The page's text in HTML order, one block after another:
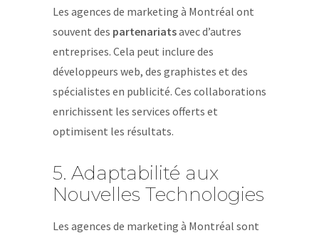
Les agences de marketing à Montréal ont
souvent des partenariatsavec d’autres
entreprises. Cela peut inclure des
développeurs web, des graphistes et des
spécialistes en publicité. Ces collaborations
enrichissent les services offerts et
optimisent les résultats.
5. Adaptabilité aux
Nouvelles Technologies
Les agences de marketing à Montréal sont